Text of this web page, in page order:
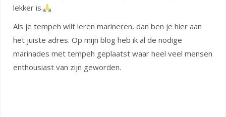
lekker is.
Als je tempeh wilt leren marineren, dan ben je hier aan
het juiste adres. Op mijn blog heb ik al de nodige
marinades met tempeh geplaatst waar heel veel mensen
enthousiast van zijn geworden.